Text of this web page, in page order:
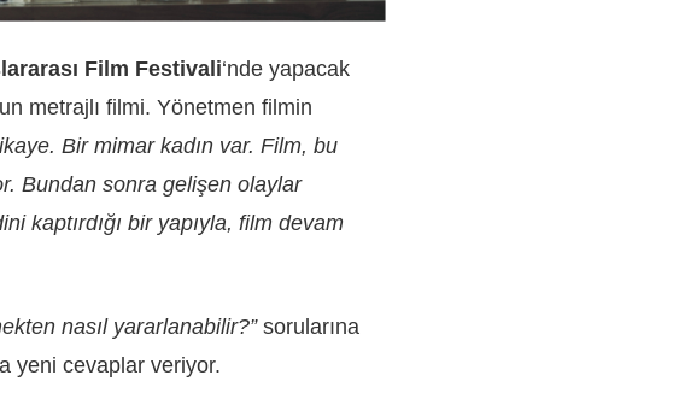
Film Festivali‘nde yapacak
metrajlı filmi. Yönetmen filmin
Bir mimar kadın var. Film, bu
Bundan sonra gelişen olaylar
kaptırdığı bir yapıyla, film devam
nasıl yararlanabilir?” sorularına
yeni cevaplar veriyor.